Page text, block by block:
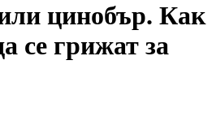
цинобър. Как
се грижат за